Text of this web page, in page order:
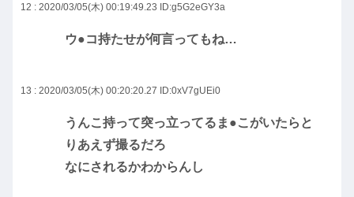
12 : 2020/03/05(木) 00:19:49.23 ID:g5G2eGY3a
ウ●コ持たせが何言ってもね…
13 : 2020/03/05(木) 00:20:20.27 ID:0xV7gUEi0
うんこ持って突っ立ってるま●こがいたらと
りあえず撮るだろ
なにされるかわからんし